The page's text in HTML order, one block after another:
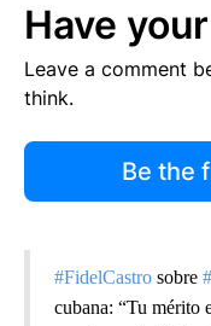
Have
Leave a comment
think.
Be the
#FidelCastro sobre
cubana: “Tu mérito